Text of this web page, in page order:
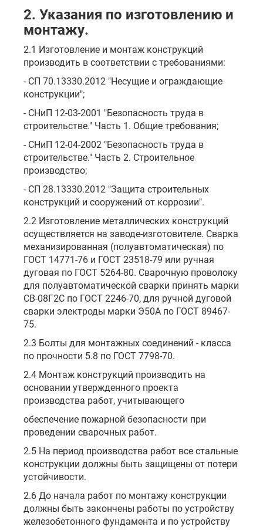
2. Указания по изготовлению и
монтажу.
2.1 Изготовление и монтаж конструкций
производить в соответствии с требованиями:
- СП 70.13330.2012 "Несущие и ограждающие
конструкции";
- СНиП 12-03-2001 "Безопасность труда в
строительстве." Часть 1. Общие требования;
- СНиП 12-04-2002 "Безопасность труда в
строительстве." Часть 2. Строительное
производство;
- СП 28.13330.2012 "Защита строительных
конструкций и сооружений от коррозии".
2.2 Изготовление металлических конструкций
осуществляется на заводе-изготовителе. Сварка
механизированная (полуавтоматическая) по
ГОСТ 14771-76 и ГОСТ 23518-79 или ручная
дуговая по ГОСТ 5264-80. Сварочную проволоку
для полуавтоматической сварки принять марки
СВ-08Г2С по ГОСТ 2246-70, для ручной дуговой
сварки электроды марки Э50А по ГОСТ 89467-
75.
2.3 Болты для монтажных соединений - класса
по прочности 5.8 по ГОСТ 7798-70.
2.4 Монтаж конструкций производить на
основании утвержденного проекта
производства работ, учитывающего
обеспечение пожарной безопасности при
проведении сварочных работ.
2.5 На период производства работ все стальные
конструкции должны быть защищены от потери
устойчивости.
2.6 До начала работ по монтажу конструкции
должны быть закончены работы по устройству
железобетонного фундамента и по устройству